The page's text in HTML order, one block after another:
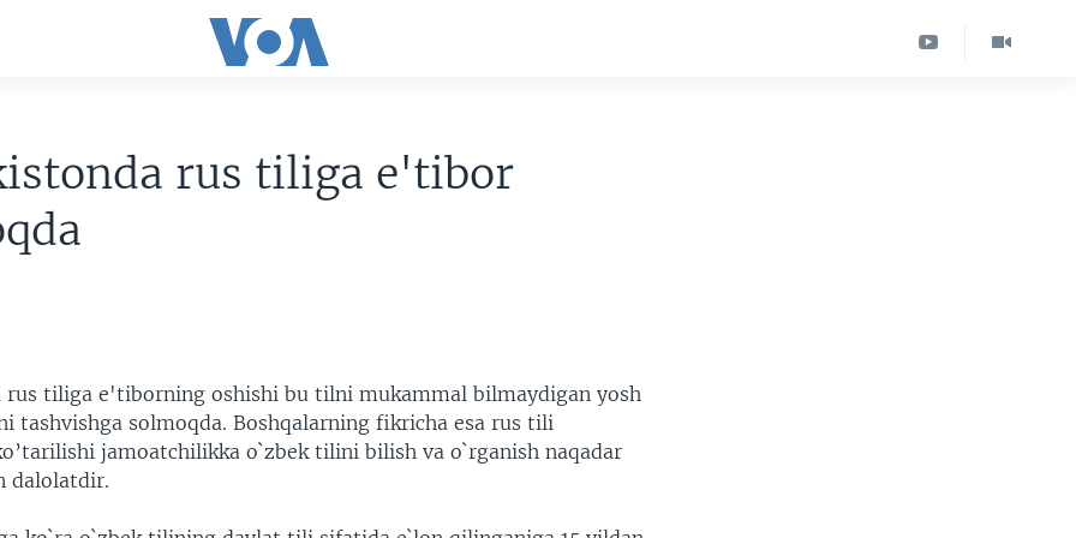
rus tiliga e'tibor
rus tiliga e'tiborning oshishi bu tilni mukammal bilmaydigan yosh
tashvishga solmoqda. Boshqalarning fikricha esa rus tili
jamoatchilikka o`zbek tilini bilish va o`rganish naqadar
dalolatdir.